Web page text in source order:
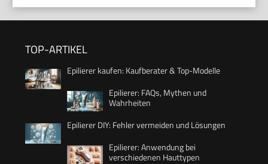
TOP-ARTIKEL
Epilierer kaufen: Kaufberater & Top-Modelle
Epilierer: FAQs, Mythen und
Wahrheiten
Epilierer DIY: Fehler vermeiden und Lösungen
Epilierer: Anwendung bei
verschiedenen Hauttypen